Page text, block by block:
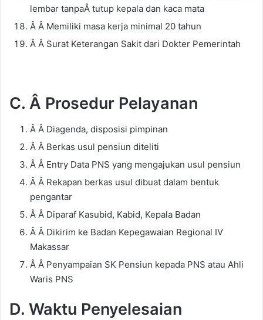
lembar tanpaÂ tutup kepala dan kaca mata
Â Â Memiliki masa kerja minimal 20 tahun
Â Â Surat Keterangan Sakit dari Dokter Pemerintah
C. Â Prosedur Pelayanan
Â Â Diagenda, disposisi pimpinan
Â Â Berkas usul pensiun diteliti
Â Â Entry Data PNS yang mengajukan usul pensiun
Â Â Rekapan berkas usul dibuat dalam bentuk
pengantar
Â Â Diparaf Kasubid, Kabid, Kepala Badan
Â Â Dikirim ke Badan Kepegawaian Regional IV
Makassar
Â Â Penyampaian SK Pensiun kepada PNS atau Ahli
Waris PNS
D. Waktu Penyelesaian